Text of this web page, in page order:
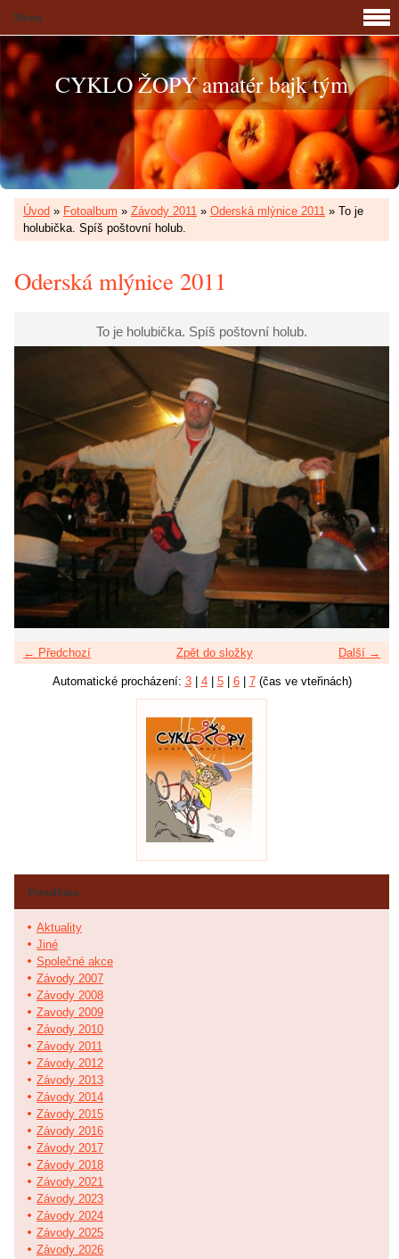
CYKLO ŽOPY amatér bajk tým
Úvod » Fotoalbum » Závody 2011 » Oderská mlýnice 2011 » To je
holubička. Spíš poštovní holub.
Oderská mlýnice 2011
To je holubička. Spíš poštovní holub.
← Předchozí Další →
Zpět do složky
Automatické procházení: 3| 4| 5| 6| 7(čas ve vteřinách)
Menu
Fotoalbum
Aktuality
Jiné
Společné akce
Závody 2007
Závody 2008
Zavody 2009
Závody 2010
Závody 2011
Závody 2012
Závody 2013
Závody 2014
Závody 2015
Závody 2016
Závody 2017
Závody 2018
Závody 2021
Závody 2023
Závody 2024
Závody 2025
Závody 2026